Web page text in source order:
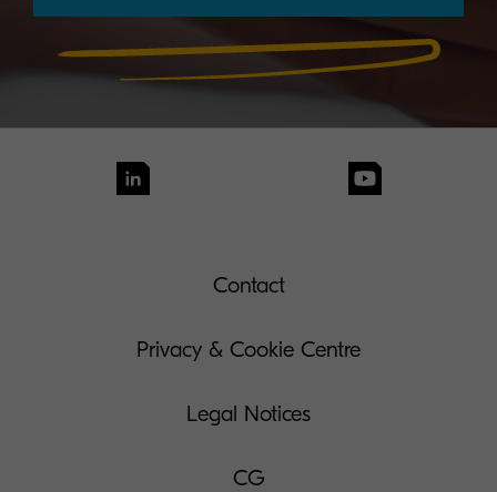
Contact
Privacy & Cookie Centre
Legal Notices
CG